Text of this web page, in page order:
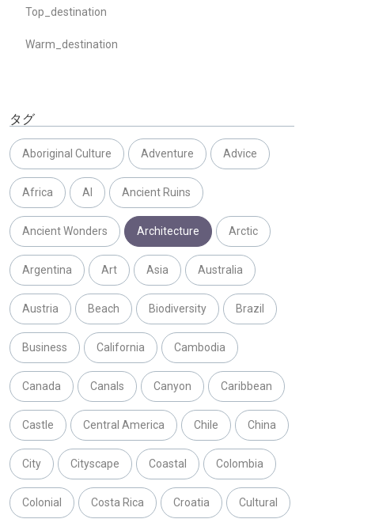
Top_destination
Warm_destination
タグ
Aboriginal Culture Adventure Advice
Africa AI Ancient Ruins
Ancient Wonders Architecture Arctic
Argentina Art Asia Australia
Austria Beach Biodiversity Brazil
Business California Cambodia
Canada Canals Canyon Caribbean
Castle Central America Chile China
City Cityscape Coastal Colombia
Colonial Costa Rica Croatia Cultural